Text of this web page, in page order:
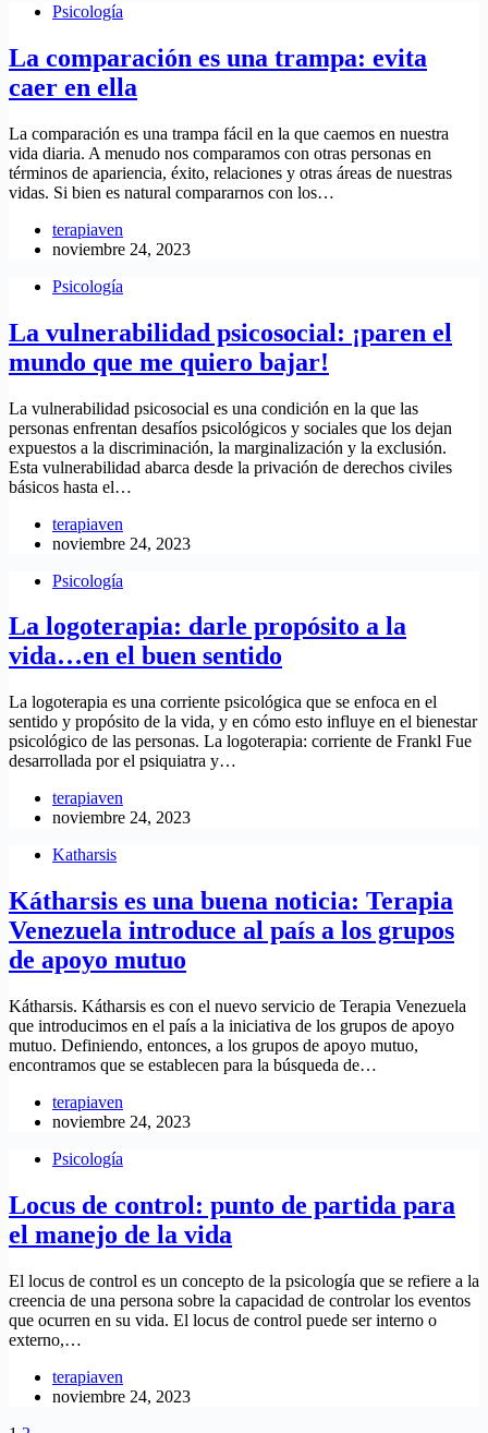
Psicología
La comparación es una trampa: evita
caer en ella
La comparación es una trampa fácil en la que caemos en nuestra
vida diaria. A menudo nos comparamos con otras personas en
términos de apariencia, éxito, relaciones y otras áreas de nuestras
vidas. Si bien es natural compararnos con los…
terapiaven
noviembre 24, 2023
Psicología
La vulnerabilidad psicosocial: ¡paren el
mundo que me quiero bajar!
La vulnerabilidad psicosocial es una condición en la que las
personas enfrentan desafíos psicológicos y sociales que los dejan
expuestos a la discriminación, la marginalización y la exclusión.
Esta vulnerabilidad abarca desde la privación de derechos civiles
básicos hasta el…
terapiaven
noviembre 24, 2023
Psicología
La logoterapia: darle propósito a la
vida…en el buen sentido
La logoterapia es una corriente psicológica que se enfoca en el
sentido y propósito de la vida, y en cómo esto influye en el bienestar
psicológico de las personas. La logoterapia: corriente de Frankl Fue
desarrollada por el psiquiatra y…
terapiaven
noviembre 24, 2023
Katharsis
Kátharsis es una buena noticia: Terapia
Venezuela introduce al país a los grupos
de apoyo mutuo
Kátharsis. Kátharsis es con el nuevo servicio de Terapia Venezuela
que introducimos en el país a la iniciativa de los grupos de apoyo
mutuo. Definiendo, entonces, a los grupos de apoyo mutuo,
encontramos que se establecen para la búsqueda de…
terapiaven
noviembre 24, 2023
Psicología
Locus de control: punto de partida para
el manejo de la vida
El locus de control es un concepto de la psicología que se refiere a la
creencia de una persona sobre la capacidad de controlar los eventos
que ocurren en su vida. El locus de control puede ser interno o
externo,…
terapiaven
noviembre 24, 2023